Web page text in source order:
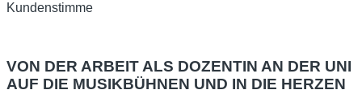
Kundenstimme
VON DER ARBEIT ALS DOZENTIN AN DER UNI
AUF DIE MUSIKBÜHNEN UND IN DIE HERZEN